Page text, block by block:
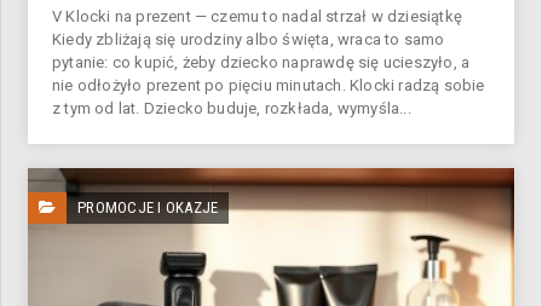
V Klocki na prezent — czemu to nadal strzał w dziesiątkę
Kiedy zbliżają się urodziny albo święta, wraca to samo
pytanie: co kupić, żeby dziecko naprawdę się ucieszyło, a
nie odłożyło prezent po pięciu minutach. Klocki radzą sobie
z tym od lat. Dziecko buduje, rozkłada, wymyśla...
PROMOCJE I OKAZJE